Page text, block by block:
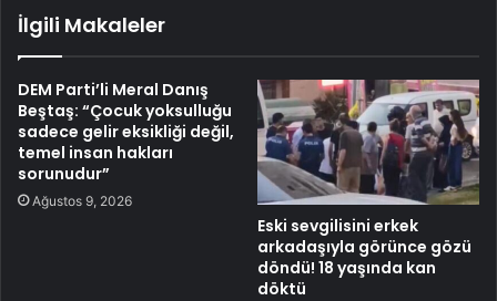
İlgili Makaleler
DEM Parti’li Meral Danış
Beştaş: “Çocuk yoksulluğu
sadece gelir eksikliği değil,
temel insan hakları
sorunudur”
Ağustos 9, 2026
Eski sevgilisini erkek
arkadaşıyla görünce gözü
döndü! 18 yaşında kan
döktü